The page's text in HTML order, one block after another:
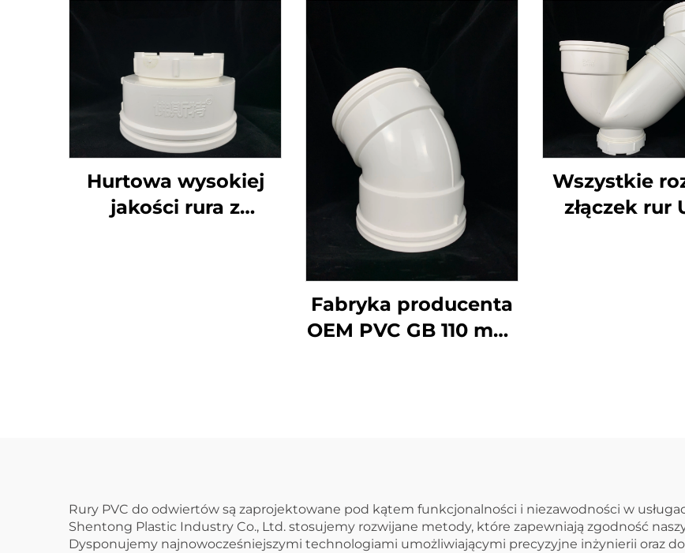
Hurtowa wysokiej
jakości rura z
Fabryka producenta
OEM PVC GB 110 mm,
Wszystkie
złączek rur
Rury PVC do odwiertów są zaprojektowane pod kątem funkcjonalności i niezawodności w
Shentong Plastic Industry Co., Ltd. stosujemy rozwijane metody, które zapewniają zgodność
Dysponujemy najnowocześniejszymi technologiami umożliwiającymi precyzyjne inżynierii oraz